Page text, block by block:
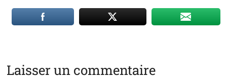
Laisser un commentaire